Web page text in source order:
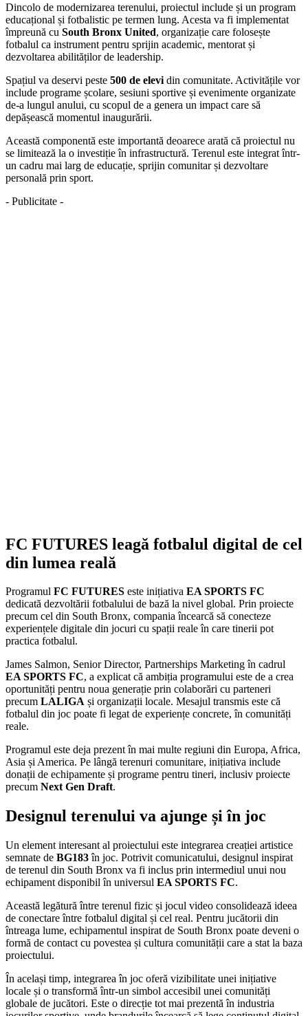
Dincolo de modernizarea terenului, proiectul include și un program
educațional și fotbalistic pe termen lung. Acesta va fi implementat
împreună cu South Bronx United, organizație care folosește
fotbalul ca instrument pentru sprijin academic, mentorat și
dezvoltarea abilităților de leadership.
Spațiul va deservi peste 500 de elevi din comunitate. Activitățile vor
include programe școlare, sesiuni sportive și evenimente organizate
de-a lungul anului, cu scopul de a genera un impact care să
depășească momentul inaugurării.
Această componentă este importantă deoarece arată că proiectul nu
se limitează la o investiție în infrastructură. Terenul este integrat într-
un cadru mai larg de educație, sprijin comunitar și dezvoltare
personală prin sport.
- Publicitate -
FC FUTURES leagă fotbalul digital de cel
din lumea reală
Programul FC FUTURES este inițiativa EA SPORTS FC
dedicată dezvoltării fotbalului de bază la nivel global. Prin proiecte
precum cel din South Bronx, compania încearcă să conecteze
experiențele digitale din jocuri cu spații reale în care tinerii pot
practica fotbalul.
James Salmon, Senior Director, Partnerships Marketing în cadrul
EA SPORTS FC, a explicat că ambiția programului este de a crea
oportunități pentru noua generație prin colaborări cu parteneri
precum LALIGA și organizații locale. Mesajul transmis este că
fotbalul din joc poate fi legat de experiențe concrete, în comunități
reale.
Programul este deja prezent în mai multe regiuni din Europa, Africa,
Asia și America. Pe lângă terenuri comunitare, inițiativa include
donații de echipamente și programe pentru tineri, inclusiv proiecte
precum Next Gen Draft.
Designul terenului va ajunge și în joc
Un element interesant al proiectului este integrarea creației artistice
semnate de BG183în joc. Potrivit comunicatului, designul inspirat
de terenul din South Bronx va fi inclus prin intermediul unui nou
echipament disponibil în universul EA SPORTS FC.
Această legătură între terenul fizic și jocul video consolidează ideea
de conectare între fotbalul digital și cel real. Pentru jucătorii din
întreaga lume, echipamentul inspirat de South Bronx poate deveni o
formă de contact cu povestea și cultura comunității care a stat la baza
proiectului.
În același timp, integrarea în joc oferă vizibilitate unei inițiative
locale și o transformă într-un simbol accesibil unei comunități
globale de jucători. Este o direcție tot mai prezentă în industria